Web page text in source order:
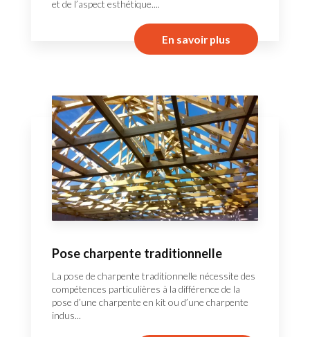
et de l’aspect esthétique....
En savoir plus
Pose charpente traditionnelle
La pose de charpente traditionnelle nécessite des
compétences particulières à la différence de la
pose d’une charpente en kit ou d’une charpente
indus...